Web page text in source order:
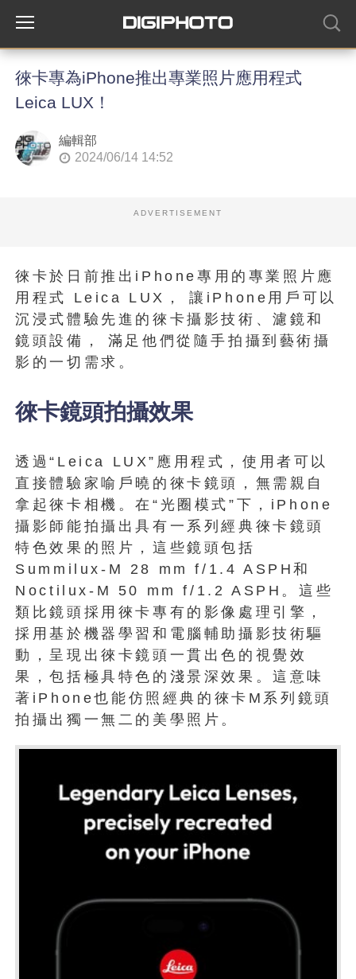
徠卡專為iPhone推出專業照片應用程式
Leica LUX！
編輯部
2024/06/14 14:52
ADVERTISEMENT
徠卡於日前推出iPhone專用的專業照片應
用程式 Leica LUX， 讓iPhone用戶可以
沉浸式體驗先進的徠卡攝影技術、濾鏡和
鏡頭設備， 滿足他們從隨手拍攝到藝術攝
影的一切需求。
徠卡鏡頭拍攝效果
透過“Leica LUX”應用程式，使用者可以
直接體驗家喻戶曉的徠卡鏡頭，無需親自
拿起徠卡相機。在“光圈模式”下，iPhone
攝影師能拍攝出具有一系列經典徠卡鏡頭
特色效果的照片，這些鏡頭包括
Summilux-M 28 mm f/1.4 ASPH和
Noctilux-M 50 mm f/1.2 ASPH。這些
類比鏡頭採用徠卡專有的影像處理引擎，
採用基於機器學習和電腦輔助攝影技術驅
動，呈現出徠卡鏡頭一貫出色的視覺效
果，包括極具特色的淺景深效果。這意味
著iPhone也能仿照經典的徠卡M系列鏡頭
拍攝出獨一無二的美學照片。